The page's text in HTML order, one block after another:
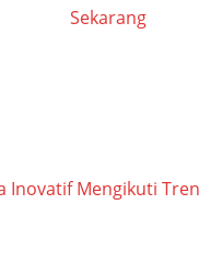
Sekarang
Inovatif Mengikuti Tren